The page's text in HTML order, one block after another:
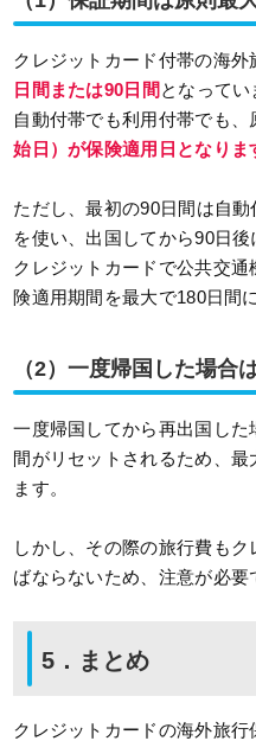
クレジットカード付帯の海
日間または90日間 となってい
自動付帯でも利用付帯でも、
始日）が保険適用日となりま
ただし、最初の90日間は自
を使い、出国してから90日
クレジットカードで公共交
険適用期間を最大で180日間
（2）一度帰国した場合
一度帰国してから再出国し
間がリセットされるため、
ます。
しかし、その際の旅行費も
ばならないため、注意が必要
5．まとめ
クレジットカードの海外旅